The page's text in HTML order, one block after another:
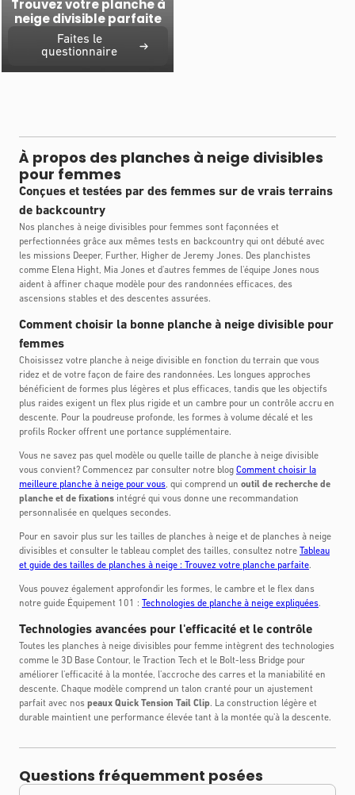
Trouvez votre planche à
neige divisible parfaite
Faites le
questionnaire
À propos des planches à neige divisibles
pour femmes
Conçues et testées par des femmes sur de vrais terrains
de backcountry
Nos planches à neige divisibles pour femmes sont façonnées et
perfectionnées grâce aux mêmes tests en backcountry qui ont débuté avec
les missions Deeper, Further, Higher de Jeremy Jones. Des planchistes
comme Elena Hight, Mia Jones et d'autres femmes de l'équipe Jones nous
aident à affiner chaque modèle pour des randonnées efficaces, des
ascensions stables et des descentes assurées.
Comment choisir la bonne planche à neige divisible pour
femmes
Choisissez votre planche à neige divisible en fonction du terrain que vous
ridez et de votre façon de faire des randonnées. Les longues approches
bénéficient de formes plus légères et plus efficaces, tandis que les objectifs
plus raides exigent un flex plus rigide et un cambre pour un contrôle accru en
descente. Pour la poudreuse profonde, les formes à volume décalé et les
profils Rocker offrent une portance supplémentaire.
Vous ne savez pas quel modèle ou quelle taille de planche à neige divisible
vous convient? Commencez par consulter notre blog Comment choisir la
meilleure planche à neige pour vous, qui comprend un outil de recherche de
planche et de fixations intégré qui vous donne une recommandation
personnalisée en quelques secondes.
Pour en savoir plus sur les tailles de planches à neige et de planches à neige
divisibles et consulter le tableau complet des tailles, consultez notre
Tableau
et guide des tailles de planches à neige : Trouvez votre planche parfaite.
Vous pouvez également approfondir les formes, le cambre et le flex dans
notre guide Équipement 101 :
Technologies de planche à neige expliquées.
Technologies avancées pour l'efficacité et le contrôle
Toutes les planches à neige divisibles pour femme intègrent des technologies
comme le 3D Base Contour, le Traction Tech et le Bolt-less Bridge pour
améliorer l'efficacité à la montée, l'accroche des carres et la maniabilité en
descente. Chaque modèle comprend un talon cranté pour un ajustement
parfait avec nos peaux Quick Tension Tail Clip. La construction légère et
durable maintient une performance élevée tant à la montée qu'à la descente.
Questions fréquemment posées